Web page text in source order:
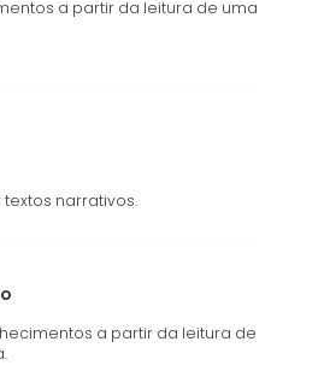
a partir da leitura de uma
narrativos.
a partir da leitura de